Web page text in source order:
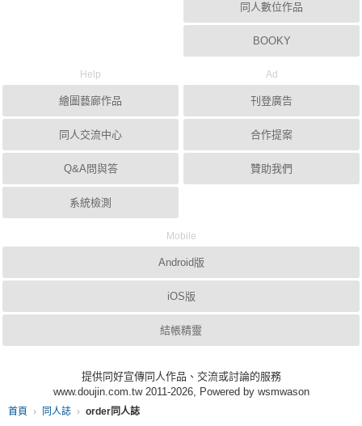
首頁 同人誌 order同人誌
同人數位作品
BOOKY
Help
繪圖藝廊作品
同人交流中心
Q&A問與答
系統檢測
Ad
刊登廣告
合作提案
贊助我們
Mobile
Android版
iOS版
結帳精靈
提供同好宣傳同人作品、交流或討論的服務
www.doujin.com.tw 2011-2026, Powered by wsmwason